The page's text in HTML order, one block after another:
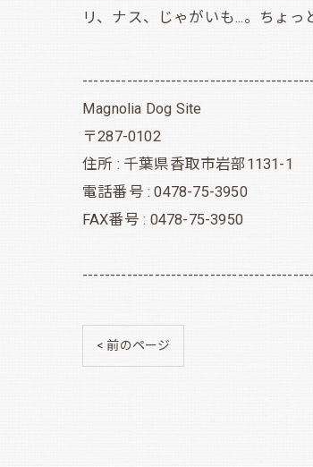
リ、ナス、じゃがいも...。ちょ
Magnolia Dog Site
〒287-0102
住所 : 千葉県香取市岩部1131-1
電話番号 : 0478-75-3950
FAX番号 : 0478-75-3950
< 前のページ